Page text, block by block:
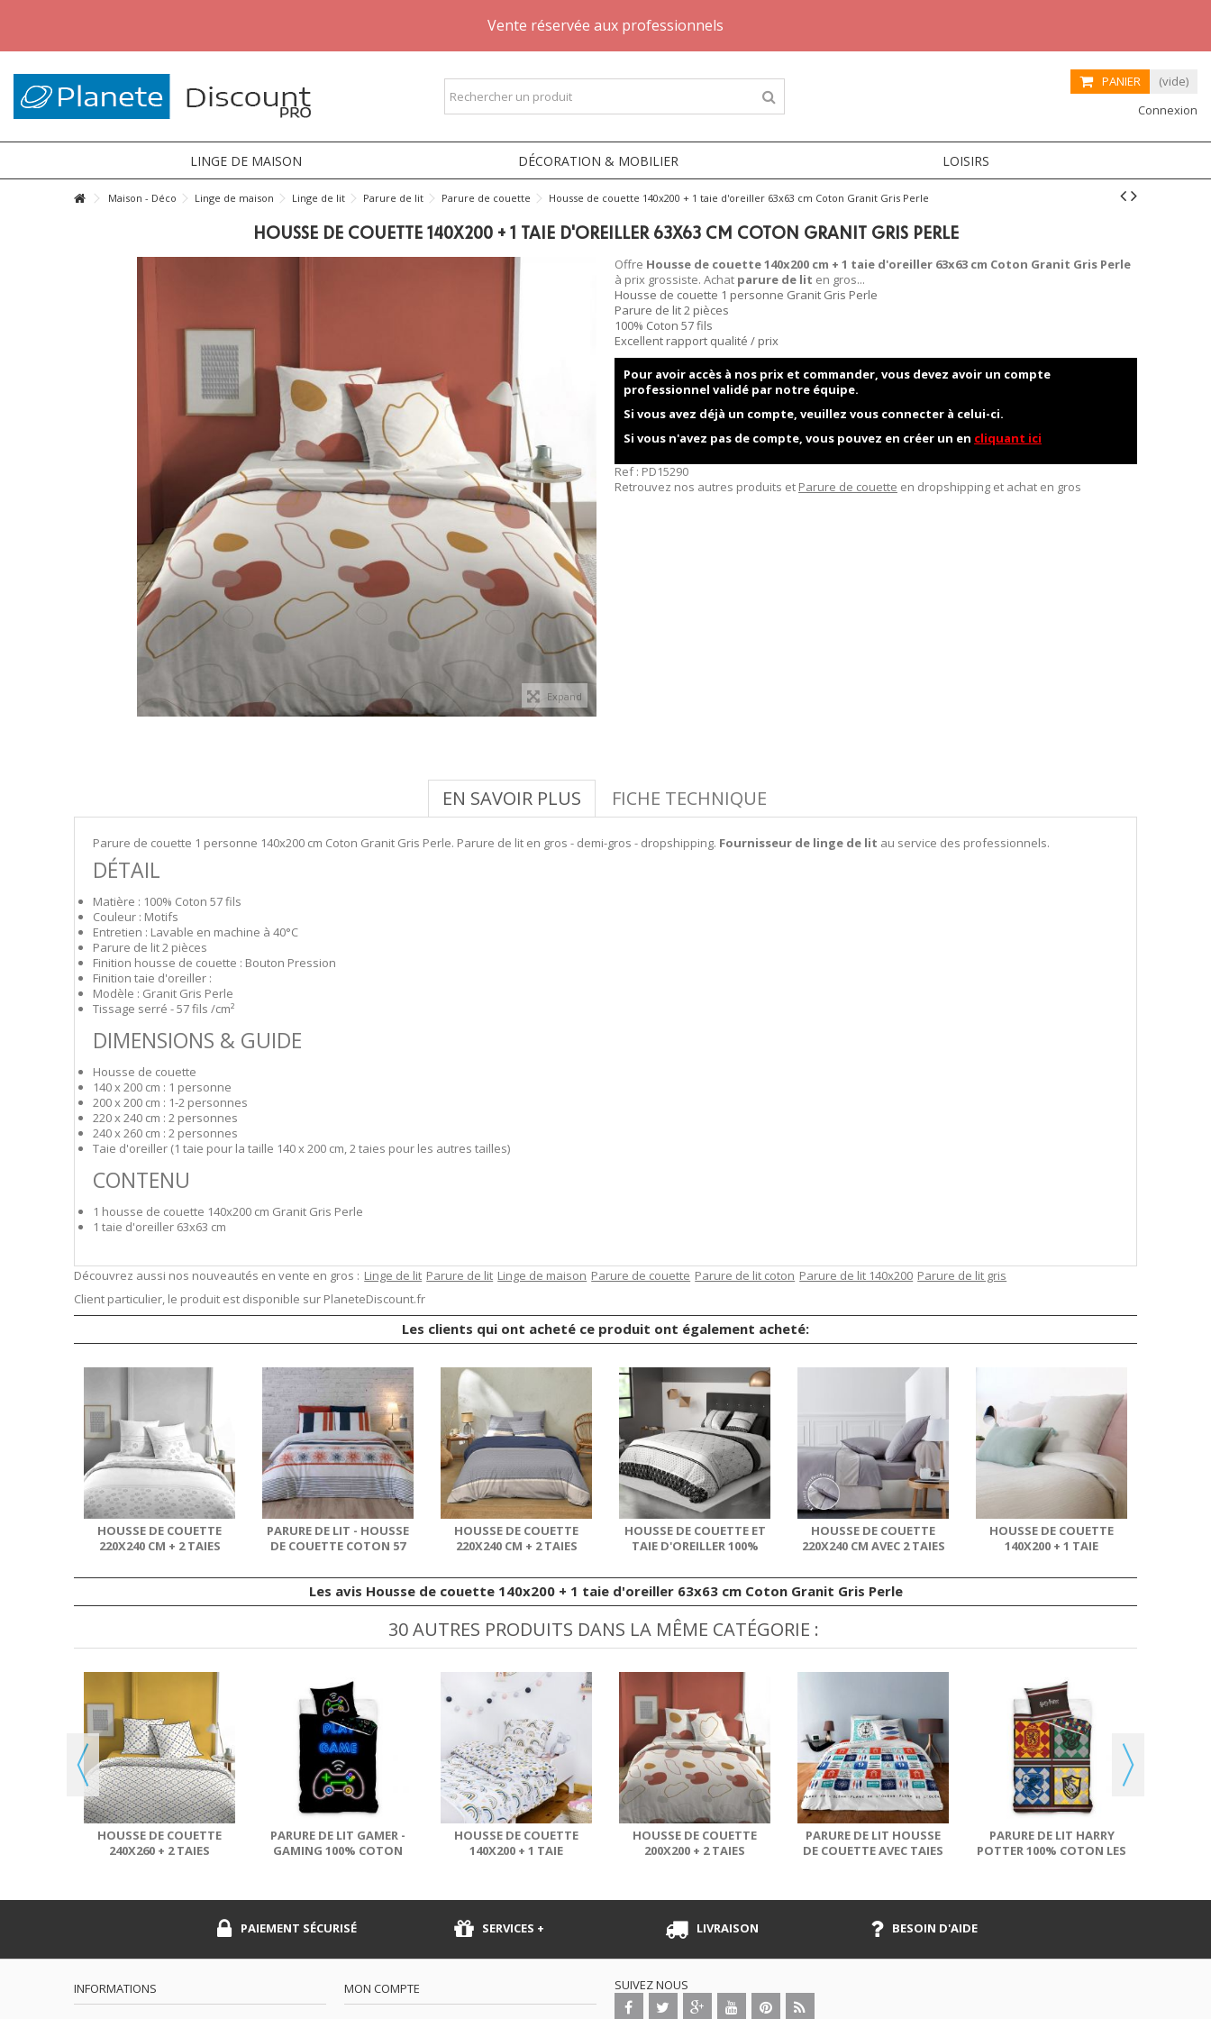
Vente réservée aux professionnels
PANIER
(vide)
Connexion
LINGE DE MAISON DÉCORATION & MOBILIER LOISIRS
Maison - Déco Linge de maison Linge de lit Parure de lit Parure de couette Housse de couette 140x200 + 1 taie d'oreiller 63x63 cm Coton Granit Gris Perle
HOUSSE DE COUETTE 140X200 + 1 TAIE D'OREILLER 63X63 CM COTON GRANIT GRIS PERLE
Expand
Offre Housse de couette 140x200 cm + 1 taie d'oreiller 63x63 cm Coton Granit Gris Perle
à prix grossiste. Achat parure de lit en gros...
Housse de couette 1 personne Granit Gris Perle
Parure de lit 2 pièces
100% Coton 57 fils
Excellent rapport qualité / prix
Pour avoir accès à nos prix et commander, vous devez avoir un compte
professionnel validé par notre équipe.
Si vous avez déjà un compte, veuillez vous connecter à celui-ci.
Si vous n'avez pas de compte, vous pouvez en créer un en cliquant ici
Ref : PD15290
Retrouvez nos autres produits et Parure de couette en dropshipping et achat en gros
EN SAVOIR PLUS FICHE TECHNIQUE
Parure de couette 1 personne 140x200 cm Coton Granit Gris Perle. Parure de lit en gros - demi-gros - dropshipping. Fournisseur de linge de lit au service des professionnels.
DÉTAIL
Matière : 100% Coton 57 fils
Couleur : Motifs
Entretien : Lavable en machine à 40°C
Parure de lit 2 pièces
Finition housse de couette : Bouton Pression
Finition taie d'oreiller :
Modèle : Granit Gris Perle
Tissage serré - 57 fils /cm²
DIMENSIONS & GUIDE
Housse de couette
140 x 200 cm : 1 personne
200 x 200 cm : 1-2 personnes
220 x 240 cm : 2 personnes
240 x 260 cm : 2 personnes
Taie d'oreiller (1 taie pour la taille 140 x 200 cm, 2 taies pour les autres tailles)
CONTENU
1 housse de couette 140x200 cm Granit Gris Perle
1 taie d'oreiller 63x63 cm
Découvrez aussi nos nouveautés en vente en gros : Linge de lit Parure de lit Linge de maison Parure de couette Parure de lit coton Parure de lit 140x200 Parure de lit gris
Client particulier, le produit est disponible sur PlaneteDiscount.fr
Les clients qui ont acheté ce produit ont également acheté:
HOUSSE DE COUETTE
220X240 CM + 2 TAIES
PARURE DE LIT - HOUSSE
DE COUETTE COTON 57
HOUSSE DE COUETTE
220X240 CM + 2 TAIES
HOUSSE DE COUETTE ET
TAIE D'OREILLER 100%
HOUSSE DE COUETTE
220X240 CM AVEC 2 TAIES
HOUSSE DE COUETTE
140X200 + 1 TAIE
Les avis Housse de couette 140x200 + 1 taie d'oreiller 63x63 cm Coton Granit Gris Perle
30 AUTRES PRODUITS DANS LA MÊME CATÉGORIE :
HOUSSE DE COUETTE
240X260 + 2 TAIES
PARURE DE LIT GAMER -
GAMING 100% COTON
HOUSSE DE COUETTE
140X200 + 1 TAIE
HOUSSE DE COUETTE
200X200 + 2 TAIES
PARURE DE LIT HOUSSE
DE COUETTE AVEC TAIES
PARURE DE LIT HARRY
POTTER 100% COTON LES
PAIEMENT SÉCURISÉ SERVICES + LIVRAISON BESOIN D'AIDE
INFORMATIONS MON COMPTE SUIVEZ NOUS